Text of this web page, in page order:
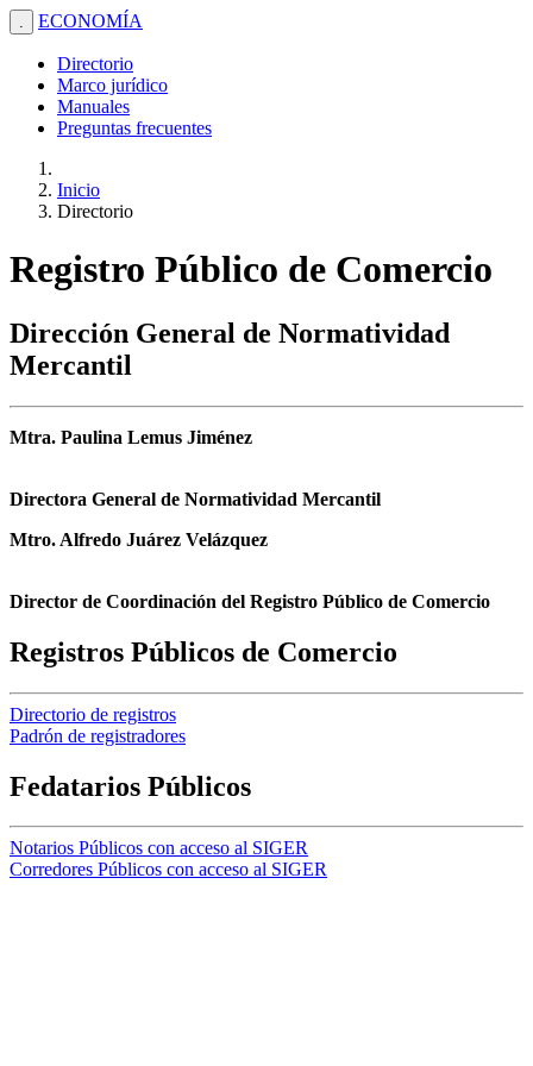
. ECONOMÍA
Directorio
Marco jurídico
Manuales
Preguntas frecuentes
Inicio
Directorio
Registro Público de Comercio
Dirección General de Normatividad
Mercantil
Mtra. Paulina Lemus Jiménez
Directora General de Normatividad Mercantil
Mtro. Alfredo Juárez Velázquez
Director de Coordinación del Registro Público de Comercio
Registros Públicos de Comercio
Directorio de registros
Padrón de registradores
Fedatarios Públicos
Notarios Públicos con acceso al SIGER
Corredores Públicos con acceso al SIGER